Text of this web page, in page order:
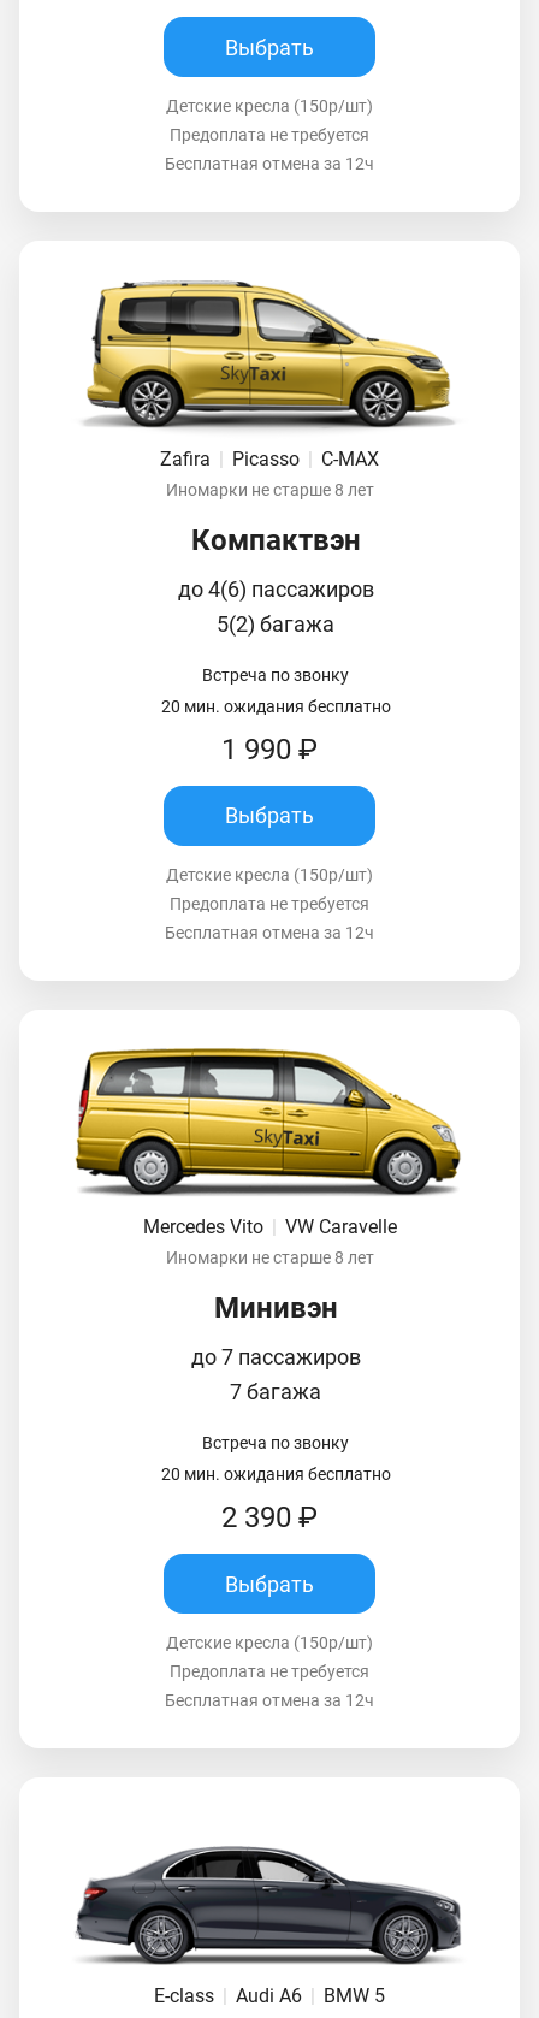
Выбрать
Детские кресла (150р/шт)
Предоплата не требуется
Бесплатная отмена за 12ч
Zafira | Picasso | C-MAX
Иномарки не старше 8 лет
Компактвэн
до 4(6) пассажиров
5(2) багажа
Встреча по звонку
20 мин. ожидания бесплатно
1 990 ₽
Выбрать
Детские кресла (150р/шт)
Предоплата не требуется
Бесплатная отмена за 12ч
Mercedes Vito VW Caravelle
Иномарки не старше 8 лет
Минивэн
до 7 пассажиров
7 багажа
Встреча по звонку
20 мин. ожидания бесплатно
2 390 ₽
Выбрать
Детские кресла (150р/шт)
Предоплата не требуется
Бесплатная отмена за 12ч
E-class | Audi A6 | BMW 5